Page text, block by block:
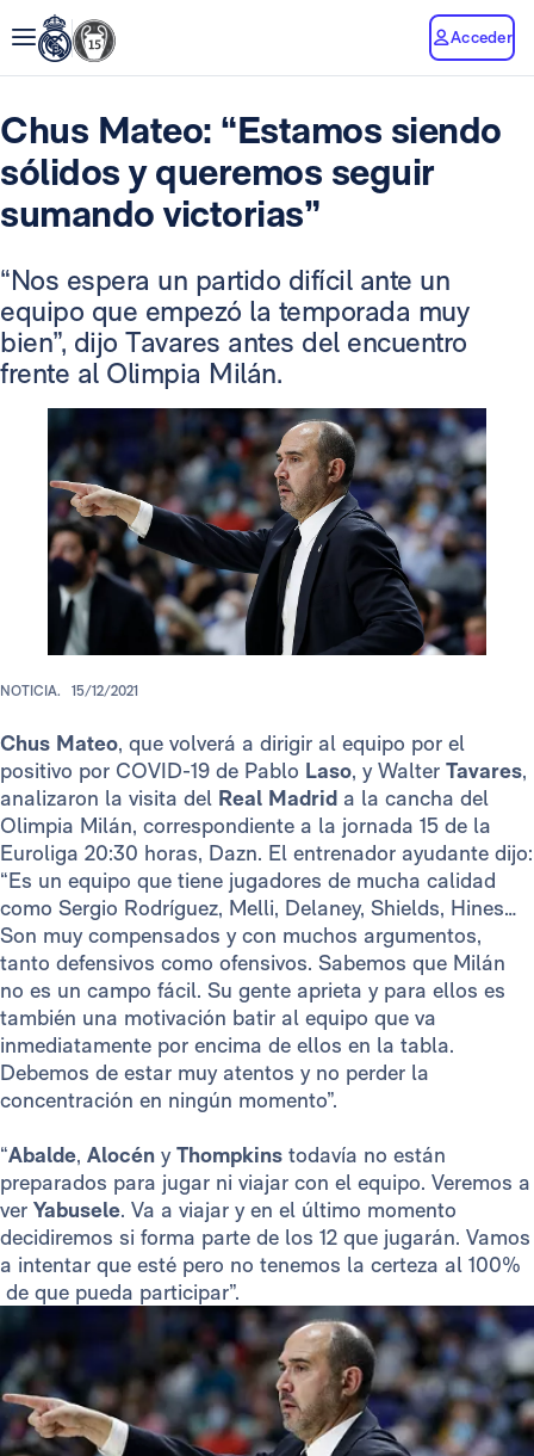
Acceder
Chus Mateo: “Estamos siendo
sólidos y queremos seguir
sumando victorias”
“Nos espera un partido difícil ante un
equipo que empezó la temporada muy
bien”, dijo Tavares antes del encuentro
frente al Olimpia Milán.
NOTICIA. 15/12/2021
Chus Mateo, que volverá a dirigir al equipo por el
positivo por COVID-19 de Pablo Laso, y Walter Tavares,
analizaron la visita del Real Madrid a la cancha del
Olimpia Milán, correspondiente a la jornada 15 de la
Euroliga 20:30 horas, Dazn. El entrenador ayudante dijo:
“Es un equipo que tiene jugadores de mucha calidad
como Sergio Rodríguez, Melli, Delaney, Shields, Hines…
Son muy compensados y con muchos argumentos,
tanto defensivos como ofensivos. Sabemos que Milán
no es un campo fácil. Su gente aprieta y para ellos es
también una motivación batir al equipo que va
inmediatamente por encima de ellos en la tabla.
Debemos de estar muy atentos y no perder la
concentración en ningún momento”.
“Abalde, Alocén yThompkins todavía no están
preparados para jugar ni viajar con el equipo. Veremos a
ver Yabusele. Va a viajar y en el último momento
decidiremos si forma parte de los 12 que jugarán. Vamos
a intentar que esté pero no tenemos la certeza al 100%
de que pueda participar”.